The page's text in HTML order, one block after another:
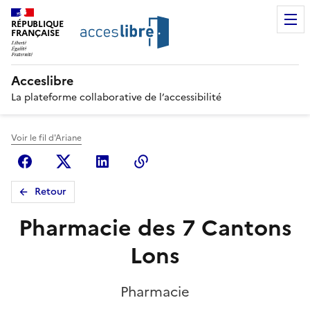
RÉPUBLIQUE
FRANÇAISE
Acceslibre
La plateforme collaborative de l’accessibilité
Voir le fil d'Ariane
FacebookX (anciennement Twitter)
Linkedin
Retour
Pharmacie des 7 Cantons
Lons
Pharmacie